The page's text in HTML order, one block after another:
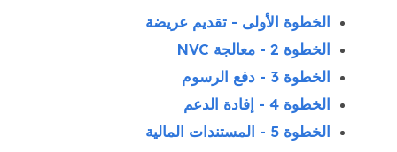
الخطوة الأولى - تقديم عريضة
الخطوة 2 - معالجة NVC
الخطوة 3 - دفع الرسوم
الخطوة 4 - إفادة الدعم
الخطوة 5 - المستندات المالية